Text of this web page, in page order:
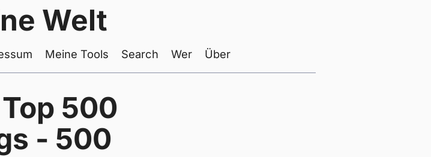
Welt
Meine Tools Search Wer Über
500
- 500